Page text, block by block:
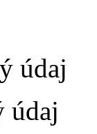
údaj
údaj